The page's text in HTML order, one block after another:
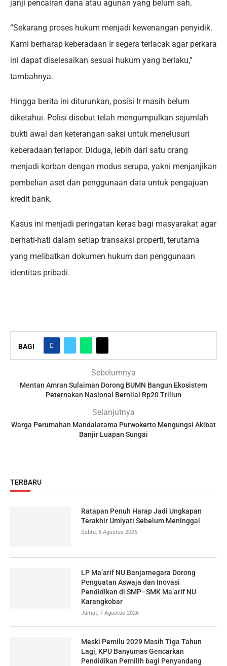
janji pencairan dana atau agunan yang belum sah.
“Sekarang proses hukum menjadi kewenangan penyidik.
Kami berharap keberadaan Ir segera terlacak agar perkara
ini dapat diselesaikan sesuai hukum yang berlaku,”
tambahnya.
Hingga berita ini diturunkan, posisi Ir masih belum
diketahui. Polisi disebut telah mengumpulkan sejumlah
bukti awal dan keterangan saksi untuk menelusuri
keberadaan terlapor. Diduga, lebih dari satu orang
menjadi korban dengan modus serupa, yakni menjanjikan
pembelian aset dan penggunaan data untuk pengajuan
kredit bank.
Kasus ini menjadi peringatan keras bagi masyarakat agar
berhati-hati dalam setiap transaksi properti, terutama
yang melibatkan dokumen hukum dan penggunaan
identitas pribadi.
BAGI
Sebelumnya
Mentan Amran Sulaiman Dorong BUMN Bangun Ekosistem
Peternakan Nasional Bernilai Rp20 Triliun
Selanjutnya
Warga Perumahan Mandalatama Purwokerto Mengungsi Akibat
Banjir Luapan Sungai
TERBARU
Ratapan Penuh Harap Jadi Ungkapan
Terakhir Umiyati Sebelum Meninggal
Sabtu, 8 Agustus 2026
LP Ma’arif NU Banjarnegara Dorong
Penguatan Aswaja dan Inovasi
Pendidikan di SMP–SMK Ma’arif NU
Karangkobar
Jumat, 7 Agustus 2026
Meski Pemilu 2029 Masih Tiga Tahun
Lagi, KPU Banyumas Gencarkan
Pendidikan Pemilih bagi Penyandang